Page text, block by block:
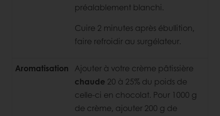
préalablement blanchi.
Cuire 2 minutes après ébullition,
faire refroidir au surgélateur.
Aromatisation Ajouter à votre crème pâtissière
chaude 20 à 25% du poids de
celle-ci en chocolat. Pour 1000 g
de crème, ajouter 200 g de